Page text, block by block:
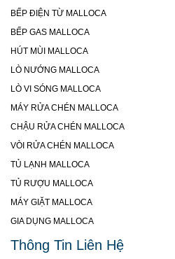
BẾP ĐIỆN TỪ MALLOCA
BẾP GAS MALLOCA
HÚT MÙI MALLOCA
LÒ NƯỚNG MALLOCA
LÒ VI SÓNG MALLOCA
MÁY RỬA CHÉN MALLOCA
CHẬU RỬA CHÉN MALLOCA
VÒI RỬA CHÉN MALLOCA
TỦ LẠNH MALLOCA
TỦ RƯỢU MALLOCA
MÁY GIẶT MALLOCA
GIA DỤNG MALLOCA
Thông Tin Liên Hệ